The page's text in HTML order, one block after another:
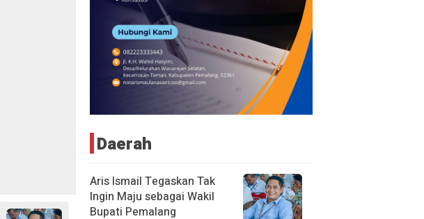
Daerah
Aris Ismail Tegaskan Tak
Ingin Maju sebagai Wakil
Bupati Pemalang